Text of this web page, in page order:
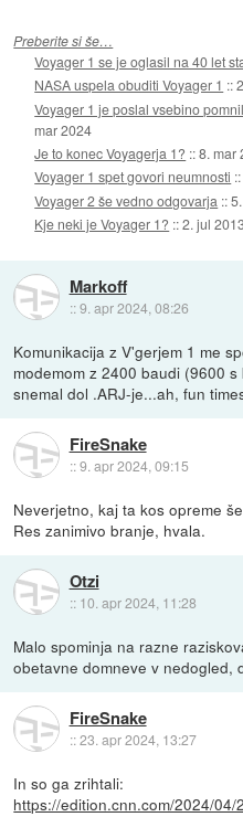
Preberite si še…
Voyager 1 se je oglasil na 40 let
NASA uspela obuditi Voyager 1 ::
Voyager 1 je poslal vsebino
mar 2024
Je to konec Voyagerja 1? ::8. mar
Voyager 1 spet govori neumnosti ::
Voyager 2 še vedno odgovarja ::
Kje neki je Voyager 1? ::2. jul 2013
Markoff
::9. apr 2024, 08:26
Komunikacija z V'gerjem 1 me
modemom z 2400 baudi (9600
snemal dol .ARJ-je...ah, fun
FireSnake
::9. apr 2024, 09:15
Neverjetno, kaj ta kos opreme
Res zanimivo branje, hvala.
Otzi
:: 10. apr 2024, 11:28
Malo spominja na razne
obetavne domneve v nedogled,
FireSnake
::23. apr 2024, 13:27
In so ga zrihtali:
https://edition.cnn.com/2024/04/